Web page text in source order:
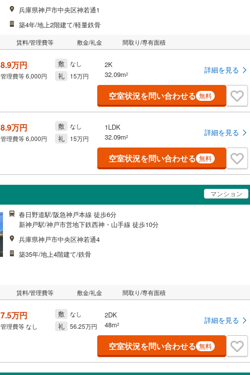
兵庫県神戸市中央区神若通1
築4年/地上2階建て/軽量鉄骨
賃料/管理費等 敷金/礼金 間取り/専有面積
8.9万円
管理費等6,000円
敷 なし
礼 15万円
2K
32.09m2 詳細を見る
空室状況を問い合わせる 無料
8.9万円
管理費等6,000円
敷 なし
礼 15万円
1LDK
32.09m2 詳細を見る
空室状況を問い合わせる 無料
マンション
春日野道駅/阪急神戸本線 徒歩6分
新神戸駅/神戸市営地下鉄西神・山手線 徒歩10分
兵庫県神戸市中央区神若通4
築35年/地上4階建て/鉄骨
賃料/管理費等 敷金/礼金 間取り/専有面積
7.5万円
管理費等なし
敷 なし
礼 56.25万円
2DK
48m2 詳細を見る
空室状況を問い合わせる 無料